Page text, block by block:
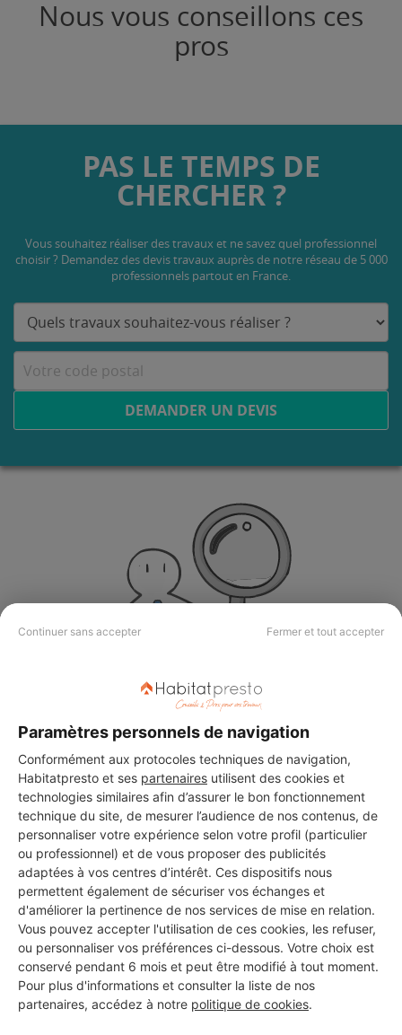
Continuer sans accepter Fermer et tout accepter
Paramètres personnels de navigation
Conformément aux protocoles techniques de navigation,
Habitatpresto et ses partenaires utilisent des cookies et
technologies similaires afin d’assurer le bon fonctionnement
technique du site, de mesurer l’audience de nos contenus, de
personnaliser votre expérience selon votre profil (particulier
ou professionnel) et de vous proposer des publicités
adaptées à vos centres d’intérêt. Ces dispositifs nous
permettent également de sécuriser vos échanges et
d'améliorer la pertinence de nos services de mise en relation.
Vous pouvez accepter l'utilisation de ces cookies, les refuser,
ou personnaliser vos préférences ci-dessous. Votre choix est
conservé pendant 6 mois et peut être modifié à tout moment.
Pour plus d'informations et consulter la liste de nos
partenaires, accédez à notre politique de cookies.
Nous vous conseillons ces
pros
PAS LE TEMPS DE
CHERCHER ?
Vous souhaitez réaliser des travaux et ne savez quel professionnel
choisir ? Demandez des devis travaux auprès de notre réseau de 5 000
professionnels partout en France.
DEMANDER UN DEVIS
Aucun autre professionnel disponible dans cette zone
géographique.
PROFESSIONNEL, VOUS
SOUHAITEZ NOUS
REJOINDRE ?
M'inscrire gratuitement